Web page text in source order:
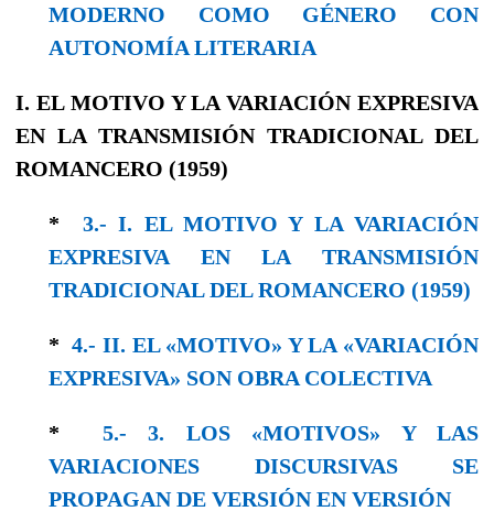
MODERNO COMO GÉNERO CON
AUTONOMÍA LITERARIA
I. EL MOTIVO Y LA VARIACIÓN EXPRESIVA
EN LA TRANSMISIÓN TRADICIONAL DEL
ROMANCERO (1959)
* 3.- I. EL MOTIVO Y LA VARIACIÓN
EXPRESIVA EN LA TRANSMISIÓN
TRADICIONAL DEL ROMANCERO (1959)
*4.- II. EL «MOTIVO» Y LA «VARIACIÓN
EXPRESIVA» SON OBRA COLECTIVA
* 5.- 3. LOS «MOTIVOS» Y LAS
VARIACIONES DISCURSIVAS SE
PROPAGAN DE VERSIÓN EN VERSIÓN